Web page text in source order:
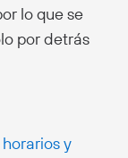
lo que se
por detrás
y